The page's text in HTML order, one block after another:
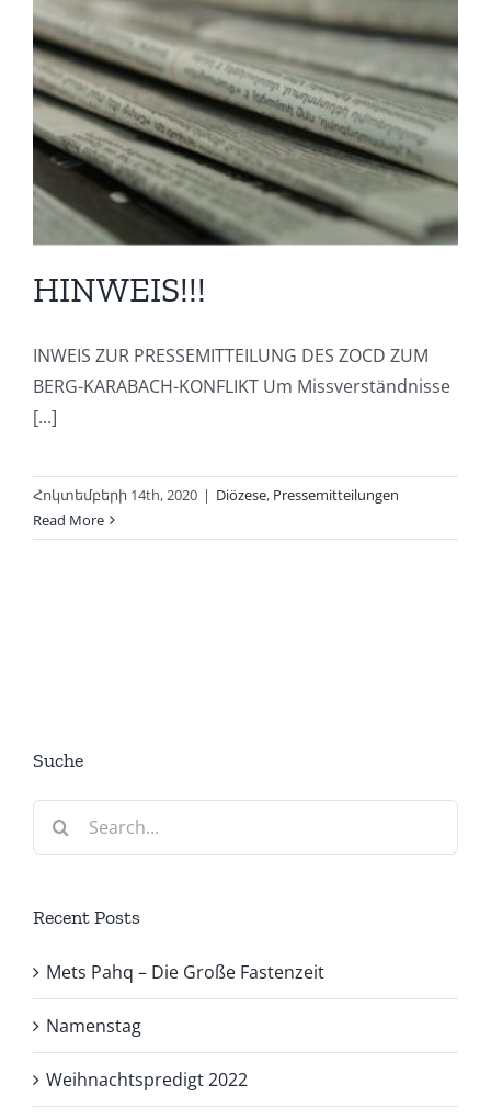
HINWEIS!!!
INWEIS ZUR PRESSEMITTEILUNG DES ZOCD ZUM
BERG-KARABACH-KONFLIKT Um Missverständnisse
[...]
Հոկտեմբերի 14th, 2020 | Diözese, Pressemitteilungen
Read More
Suche
Search
Recent Posts
Mets Pahq – Die Große Fastenzeit
Namenstag
Weihnachtspredigt 2022